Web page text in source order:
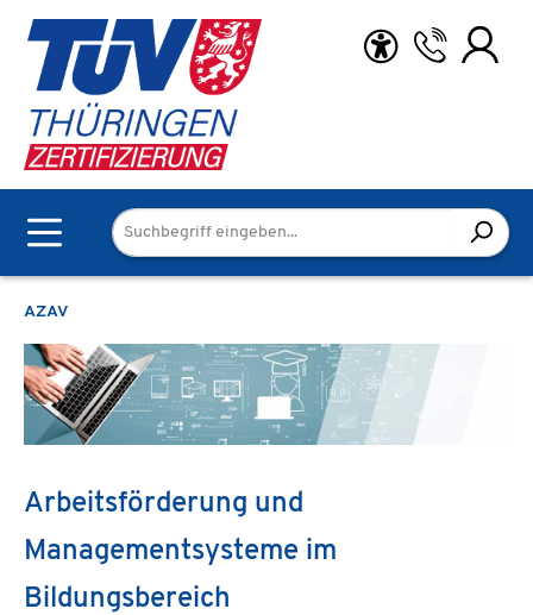
Zum Hauptinhalt springen
AZAV
Arbeitsförderung und
Managementsysteme im
Bildungsbereich